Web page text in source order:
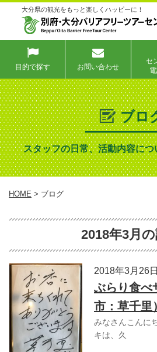
大分県の観光をもっと楽しくハッピーに！
目的で探す お問い合わせ
セ
ブロ
スタッフの日常、活動内容に
HOME > ブログ
2018年3月
2018年3月26日
ぶらり食べ
市：草千里）
みなさんこんに
キは、久